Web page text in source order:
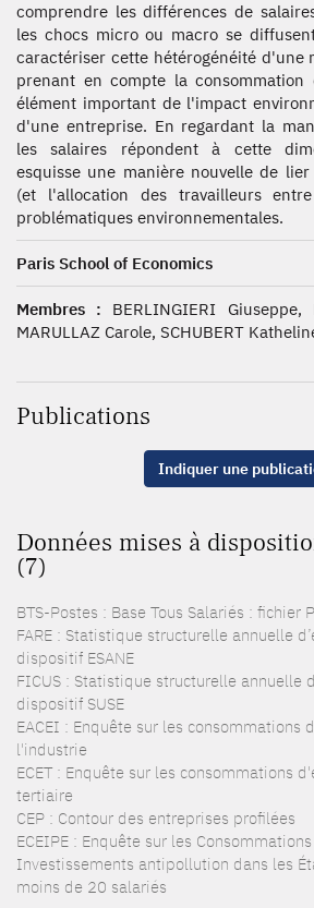
comprendre les différences de
les chocs micro ou macro se
caractériser cette hétérogénéité d'une
prenant en compte la
élément important de l'impact
d'une entreprise. En regardant la
les salaires répondent à cette
esquisse une manière nouvelle de
(et l'allocation des travailleurs
problématiques environnementales.
Paris School of Economics
Membres : BERLINGIERI Giuseppe,
MARULLAZ Carole, SCHUBERT
Publications
Indiquer une
Données mises à
(7)
BTS-Postes : Base Tous Salariés : fichier
FARE : Statistique structurelle annuelle
dispositif ESANE
FICUS : Statistique structurelle annuelle
dispositif SUSE
EACEI : Enquête sur les consommations
l'industrie
ECET : Enquête sur les consommations
tertiaire
CEP : Contour des entreprises profilées
ECEIPE : Enquête sur les
Investissements antipollution dans les
moins de 20 salariés